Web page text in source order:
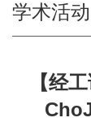
学术活动
【经